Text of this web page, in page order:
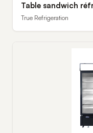
Table sandwich
True Refrigeration